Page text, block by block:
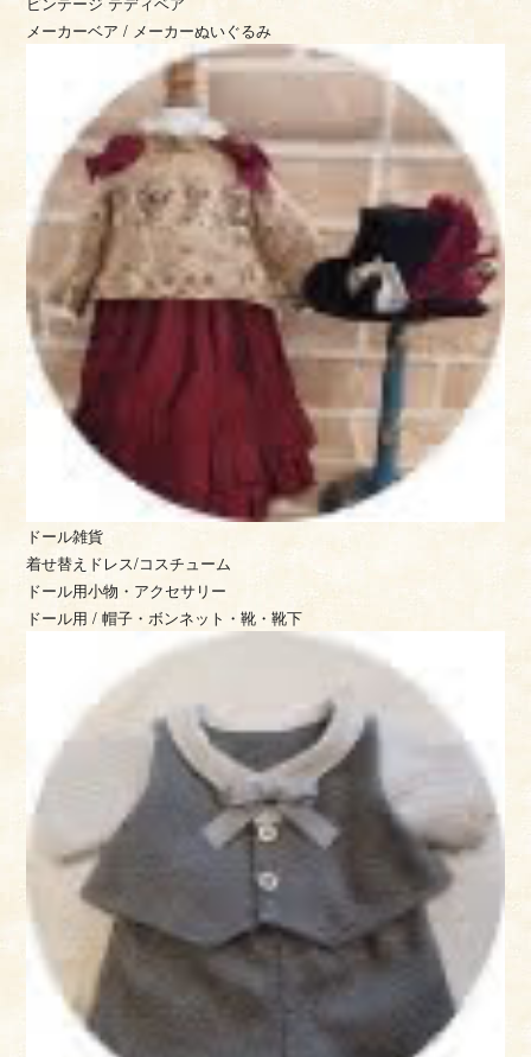
メーカーベア / メーカーぬいぐるみ
ドール雑貨
着せ替えドレス/コスチューム
ドール用小物・アクセサリー
ドール用 / 帽子・ボンネット・靴・靴下